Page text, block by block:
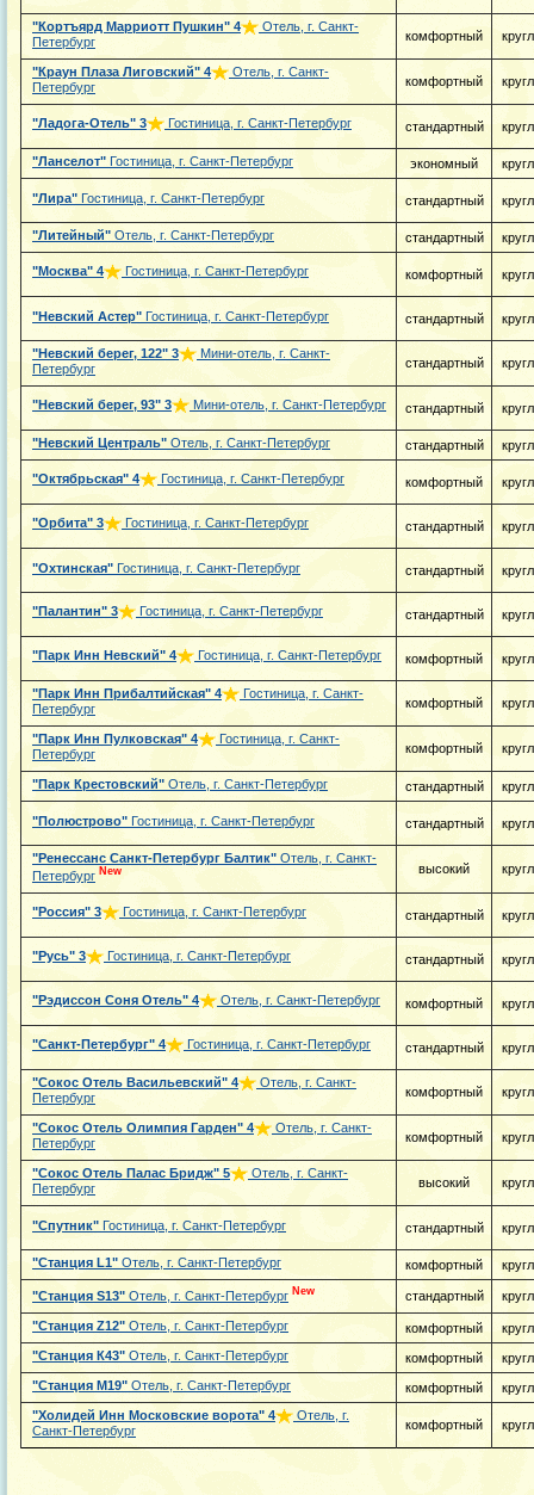
"Кортъярд Марриотт Пушкин" 4
Отель, г. Санкт-
Петербург
комфортный
"Краун Плаза Лиговский" 4
Отель, г. Санкт-
Петербург
комфортный
"Ладога-Отель" 3 Гостиница, г. Санкт-Петербург стандартный
"Ланселот" Гостиница, г. Санкт-Петербург экономный
"Лира" Гостиница, г. Санкт-Петербург стандартный
"Литейный" Отель, г. Санкт-Петербург стандартный
"Москва" 4 Гостиница, г. Санкт-Петербург комфортный
"Невский Астер" Гостиница, г. Санкт-Петербург стандартный
"Невский берег, 122" 3
Мини-отель, г. Санкт-
Петербург
стандартный
"Невский берег, 93" 3 Мини-отель, г. Санкт-Петербург стандартный
"Невский Централь" Отель, г. Санкт-Петербург стандартный
"Октябрьская" 4 Гостиница, г. Санкт-Петербург комфортный
"Орбита" 3 Гостиница, г. Санкт-Петербург стандартный
"Охтинская" Гостиница, г. Санкт-Петербург стандартный
"Палантин" 3 Гостиница, г. Санкт-Петербург стандартный
"Парк Инн Невский" 4 Гостиница, г. Санкт-Петербург комфортный
"Парк Инн Прибалтийская" 4
Гостиница, г. Санкт-
Петербург
комфортный
"Парк Инн Пулковская" 4
Гостиница, г. Санкт-
Петербург
комфортный
"Парк Крестовский" Отель, г. Санкт-Петербург стандартный
"Полюстрово" Гостиница, г. Санкт-Петербург стандартный
"Ренессанс Санкт-Петербург Балтик" Отель, г. Санкт-
Петербург New высокий
"Россия" 3 Гостиница, г. Санкт-Петербург стандартный
"Русь" 3 Гостиница, г. Санкт-Петербург стандартный
"Рэдиссон Соня Отель" 4 Отель, г. Санкт-Петербург комфортный
"Санкт-Петербург" 4 Гостиница, г. Санкт-Петербург стандартный
"Сокос Отель Васильевский" 4
Отель, г. Санкт-
Петербург
комфортный
"Сокос Отель Олимпия Гарден" 4
Отель, г. Санкт-
Петербург
комфортный
"Сокос Отель Палас Бридж" 5
Отель, г. Санкт-
Петербург
высокий
"Спутник" Гостиница, г. Санкт-Петербург стандартный
"Станция L1" Отель, г. Санкт-Петербург комфортный
"Станция S13" Отель, г. Санкт-Петербург New стандартный
"Станция Z12" Отель, г. Санкт-Петербург комфортный
"Станция К43" Отель, г. Санкт-Петербург комфортный
"Станция М19" Отель, г. Санкт-Петербург комфортный
"Холидей Инн Московские ворота" 4
Отель, г.
Санкт-Петербург
комфортный